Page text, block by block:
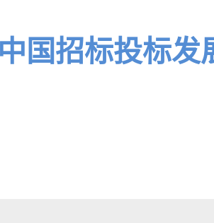
中国招标投标